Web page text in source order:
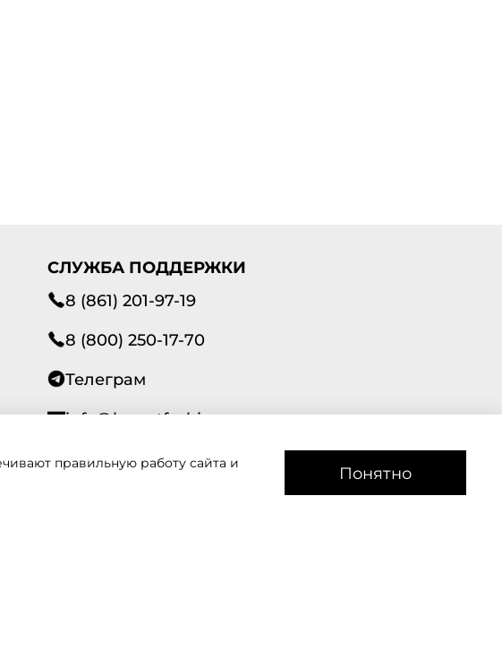
СЛУЖБА ПОДДЕРЖКИ
8 (861) 201-97-19
8 (800) 250-17-70
Телеграм
info@lavantfashion.ru
Всегда рады помочь!
правильную работу сайта и
Понятно